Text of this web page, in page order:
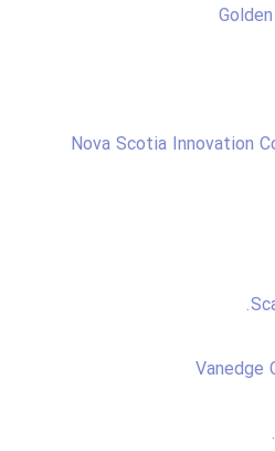
Nova Scotia Innovation
Vanedge